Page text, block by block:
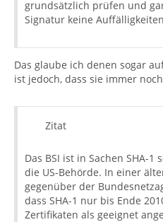
grundsätzlich prüfen und
Signatur keine
Das glaube ich denen sogar
ist jedoch, dass sie immer
Zitat
Das BSI ist in Sachen SHA-
die US-Behörde. In einer
gegenüber der
dass SHA-1 nur bis Ende
Zertifikaten als geeignet